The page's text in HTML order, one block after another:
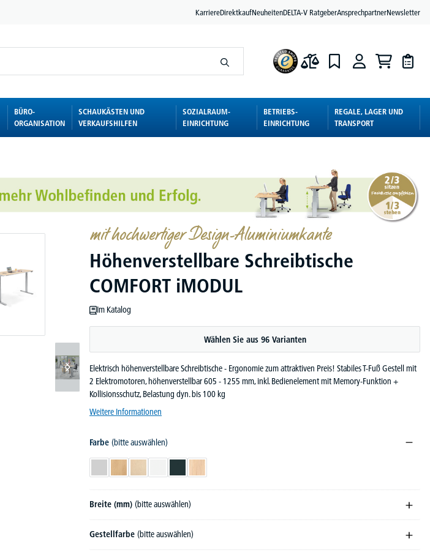
KarriereDirektkaufNeuheitenDELTA-V RatgeberAnsprechpartnerNewsletter
BÜRO-
ORGANISATION
SCHAUKÄSTEN UND
VERKAUFSHILFEN
SOZIALRAUM-
EINRICHTUNG
BETRIEBS-
EINRICHTUNG
REGALE, LAGER UND
TRANSPORT
mit hochwertiger Design-Aluminiumkante
Höhenverstellbare Schreibtische
COMFORT iMODUL
Im Katalog
Wählen Sie aus 96 Varianten
Elektrisch höhenverstellbare Schreibtische - Ergonomie zum attraktiven Preis! Stabiles T-Fuß Gestell mit
2 Elektromotoren, höhenverstellbar 605 - 1255 mm, inkl. Bedienelement mit Memory-Funktion +
Kollisionsschutz, Belastung dyn. bis 100 kg
Weitere Informationen
Farbe (bitte auswählen)
LichtgrauBuchedekorAhorndekor
Weiß AnthrazitEiche hell
Breite (mm) (bitte auswählen)
Gestellfarbe (bitte auswählen)